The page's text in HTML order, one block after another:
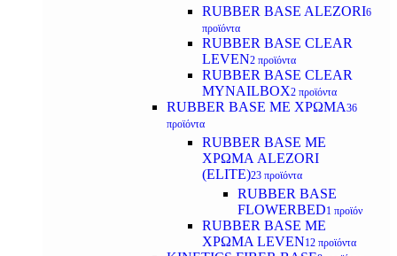
RUBBER BASE ALEZORI6
προϊόντα
RUBBER BASE CLEAR
LEVEN2 προϊόντα
RUBBER BASE CLEAR
MYNAILBOX2 προϊόντα
RUBBER BASE ΜΕ ΧΡΩΜΑ36
προϊόντα
RUBBER BASE ΜΕ
ΧΡΩΜΑ ALEZORI
(ELITE)23 προϊόντα
RUBBER BASE
FLOWERBED1 προϊόν
RUBBER BASE ΜΕ
ΧΡΩΜΑ LEVEN12 προϊόντα